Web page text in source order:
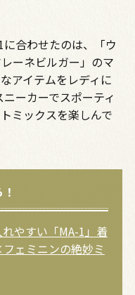
合わせたのは、「ウ
ーネビルガー」のマ
アイテムをレディに
ーカーでスポーティ
ミックスを楽しんで
れやすい「MA-1」着
ェミニンの絶妙ミ